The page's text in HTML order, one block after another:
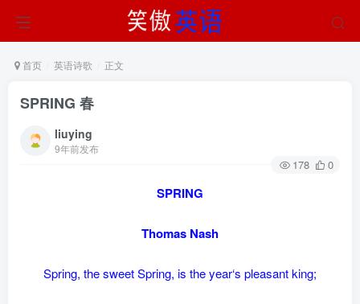
首页 英语诗歌 正文
SPRING 春
liuying
9年前发布
178 0
SPRING
Thomas Nash
Spring, the sweet Spring, is the year‘s pleasant king;